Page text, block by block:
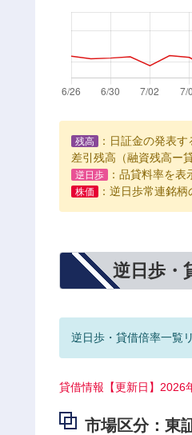
残高
：日証金の発表
差引残高（融資残高ー
逆日歩 ：品貸料率を表
株価 ：逆日歩常連銘
逆日歩・
逆日歩・貸借倍率一覧
貸借情報【更新日】2026
市場区分：東